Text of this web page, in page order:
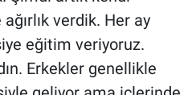
ağırlık verdik. Her ay
eğitim veriyoruz.
Erkekler genellikle